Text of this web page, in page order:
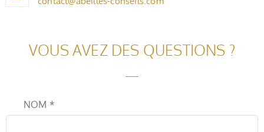
VOUS AVEZ DES QUESTIONS ?
NOM *